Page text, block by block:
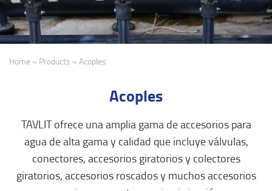
Home » Products » Acoples
Acoples
TAVLIT ofrece una amplia gama de accesorios para
agua de alta gama y calidad que incluye válvulas,
conectores, accesorios giratorios y colectores
giratorios, accesorios roscados y muchos accesorios